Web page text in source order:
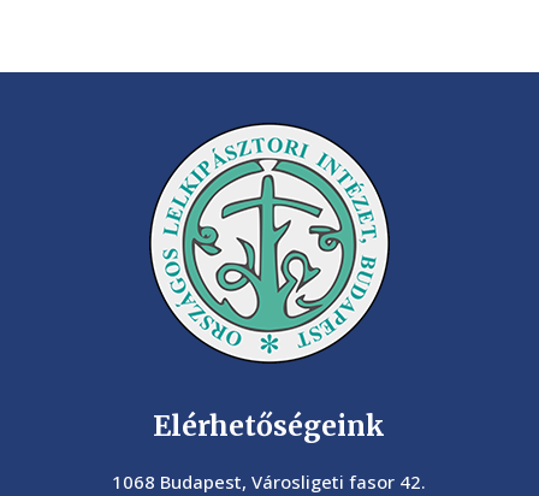
Elérhetőségeink
1068 Budapest, Városligeti fasor 42.